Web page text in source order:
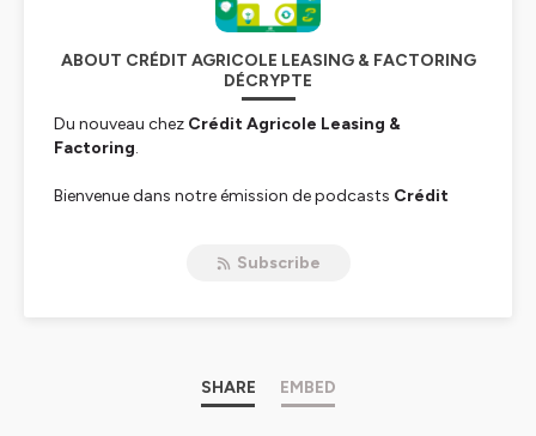
ABOUT CRÉDIT AGRICOLE LEASING & FACTORING
DÉCRYPTE
Du nouveau chez Crédit Agricole Leasing &
Factoring.
Bienvenue dans notre émission de podcasts Crédit
façonnent nos manières de nous déplacer, de
de l'affacturage d'être sur le devant de la scène.
Principalement connue comme un accélérateur de cash,
Subscribe
SHARE EMBED